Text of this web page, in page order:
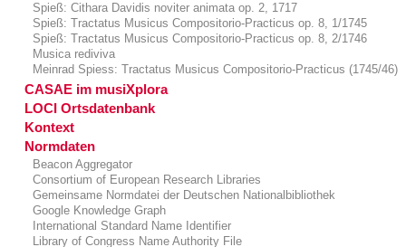
Spieß: Cithara Davidis noviter animata op. 2, 1717
Spieß: Tractatus Musicus Compositorio-Practicus op. 8, 1/1745
Spieß: Tractatus Musicus Compositorio-Practicus op. 8, 2/1746
Musica rediviva
Meinrad Spiess: Tractatus Musicus Compositorio-Practicus (1745/46)
CASAE im musiXplora
LOCI Ortsdatenbank
Kontext
Normdaten
Beacon Aggregator
Consortium of European Research Libraries
Gemeinsame Normdatei der Deutschen Nationalbibliothek
Google Knowledge Graph
International Standard Name Identifier
Library of Congress Name Authority File